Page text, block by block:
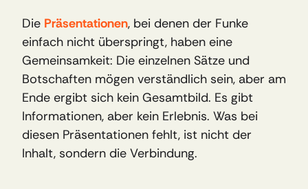
Die Präsentationen, bei denen der Funke
einfach nicht überspringt, haben eine
Gemeinsamkeit: Die einzelnen Sätze und
Botschaften mögen verständlich sein, aber am
Ende ergibt sich kein Gesamtbild. Es gibt
Informationen, aber kein Erlebnis. Was bei
diesen Präsentationen fehlt, ist nicht der
Inhalt, sondern die Verbindung.